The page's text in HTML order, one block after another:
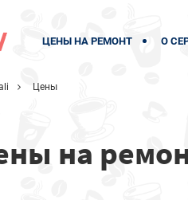
ЦЕНЫ НА РЕМОНТ О
Цены
на